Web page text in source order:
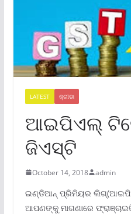
LATEST କ୍ରୀଡା
ଆଇପିଏଲ୍
ଜିଏସ୍ଟି
October 14, 2018 admin
ଇଣ୍ଡିଆନ୍ ପ୍ରିମିୟର
ଆପଣଙ୍କୁ ମାଗଣାରେ